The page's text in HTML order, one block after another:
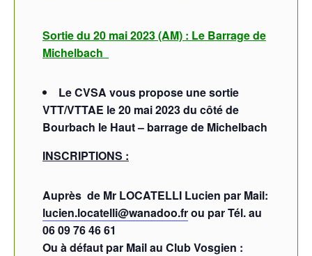
Sortie du 20 mai 2023 (AM) : Le Barrage de
Michelbach
Le CVSA vous propose une sortie
VTT/VTTAE le 20 mai 2023 du côté de
Bourbach le Haut – barrage de Michelbach
INSCRIPTIONS :
Auprès de Mr LOCATELLI Lucien par Mail:
lucien.locatelli@wanadoo.frou par Tél. au
06 09 76 46 61
Ou à défaut par Mail au Club Vosgien :